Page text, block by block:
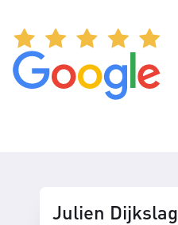
Julien Dijkslag